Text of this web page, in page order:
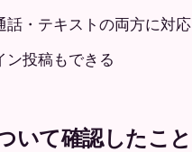
話・テキストの両方に対応
ン投稿もできる
いて確認したこと